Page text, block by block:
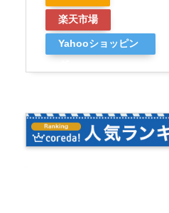
楽天市場
Yahooショッピン